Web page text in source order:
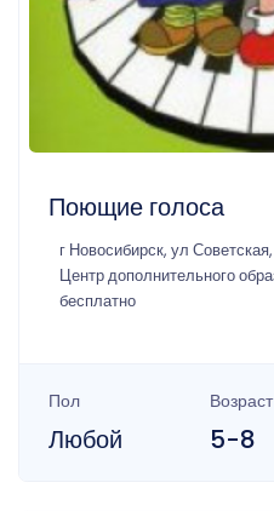
Поющие голоса
г Новосибирск, ул
Центр дополнительного
бесплатно
Пол
Любой
Возраст
5-8